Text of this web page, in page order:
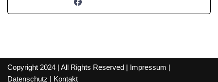
Copyright 2024 | All Rights Reserved | Impressum |
Datenschutz | Kontakt